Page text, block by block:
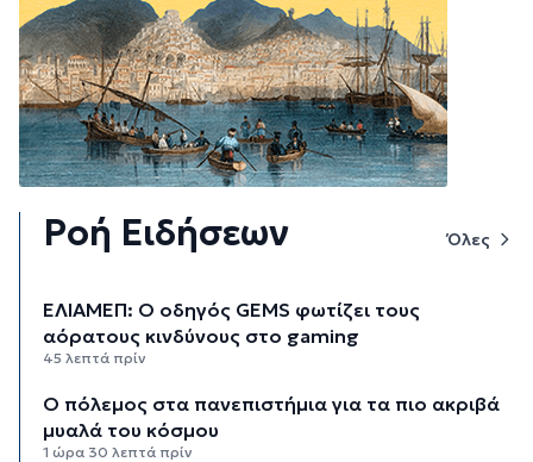
Ροή Ειδήσεων Όλες
ΕΛΙΑΜΕΠ: Ο οδηγός GEMS φωτίζει τους
αόρατους κινδύνους στο gaming
45 λεπτά πρίν
Ο πόλεμος στα πανεπιστήμια για τα πιο ακριβά
μυαλά του κόσμου
1 ώρα 30 λεπτά πρίν